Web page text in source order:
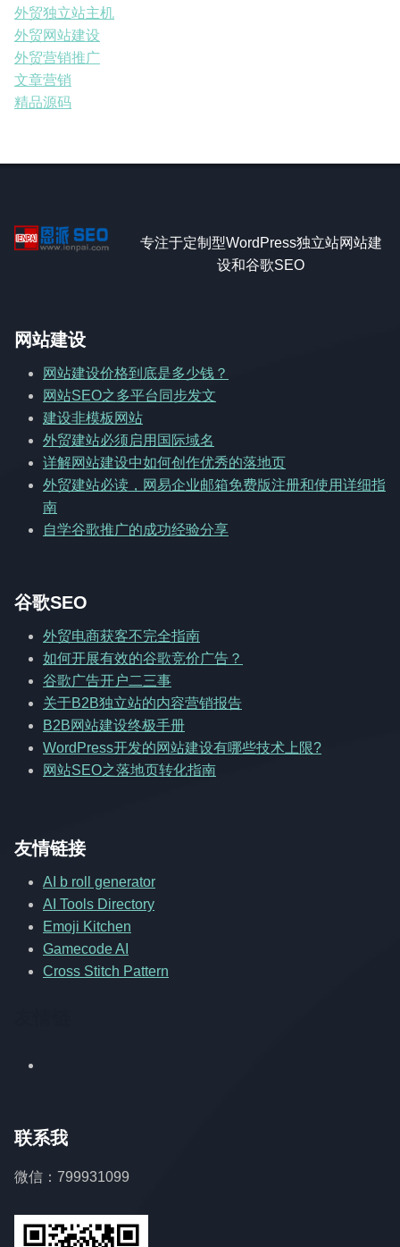
外贸独立站主机
外贸网站建设
外贸营销推广
文章营销
精品源码
专注于定制型WordPress独立站网站建
设和谷歌SEO
网站建设
网站建设价格到底是多少钱？
网站SEO之多平台同步发文
建设非模板网站
外贸建站必须启用国际域名
详解网站建设中如何创作优秀的落地页
外贸建站必读，网易企业邮箱免费版注册和使用详细指
南
自学谷歌推广的成功经验分享
谷歌SEO
外贸电商获客不完全指南
如何开展有效的谷歌竞价广告？
谷歌广告开户二三事
关于B2B独立站的内容营销报告
B2B网站建设终极手册
WordPress开发的网站建设有哪些技术上限?
网站SEO之落地页转化指南
友情链接
AI b roll generator
AI Tools Directory
Emoji Kitchen
Gamecode AI
Cross Stitch Pattern
联系我
微信：799931099